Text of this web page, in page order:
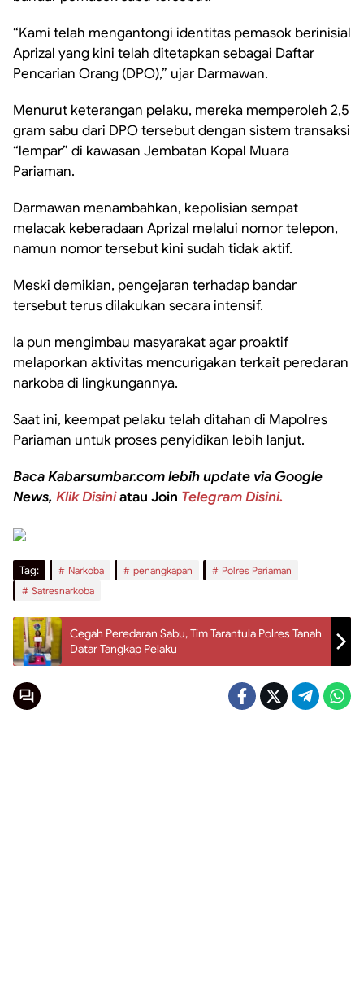
“Kami telah mengantongi identitas pemasok berinisial
Aprizal yang kini telah ditetapkan sebagai Daftar
Pencarian Orang (DPO),” ujar Darmawan.
Menurut keterangan pelaku, mereka memperoleh 2,5
gram sabu dari DPO tersebut dengan sistem transaksi
“lempar” di kawasan Jembatan Kopal Muara
Pariaman.
Darmawan menambahkan, kepolisian sempat
melacak keberadaan Aprizal melalui nomor telepon,
namun nomor tersebut kini sudah tidak aktif.
Meski demikian, pengejaran terhadap bandar
tersebut terus dilakukan secara intensif.
Ia pun mengimbau masyarakat agar proaktif
melaporkan aktivitas mencurigakan terkait peredaran
narkoba di lingkungannya.
Saat ini, keempat pelaku telah ditahan di Mapolres
Pariaman untuk proses penyidikan lebih lanjut.
Baca Kabarsumbar.com lebih update via Google
News, Klik Disiniatau Join Telegram Disini.
Tag: Narkoba penangkapan
Polres Pariaman
Satresnarkoba
Cegah Peredaran Sabu, Tim Tarantula Polres Tanah
Datar Tangkap Pelaku